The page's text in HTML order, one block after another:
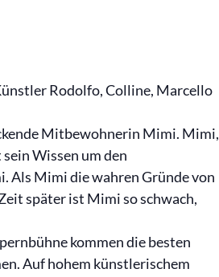
Rodolfo, Colline, Marcello
Mitbewohnerin Mimi. Mimi,
Wissen um den
Als Mimi die wahren Gründe von
später ist Mimi so schwach,
kommen die besten
Auf hohem künstlerischem